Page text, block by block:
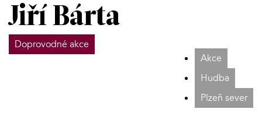
Jiří Bárta
Doprovodné akce
Akce
Hudba
Plzeň sever